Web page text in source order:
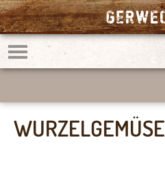
WURZELGEMÜSE